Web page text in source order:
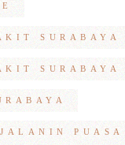
SURABAYA
SURABAYA
PUASA